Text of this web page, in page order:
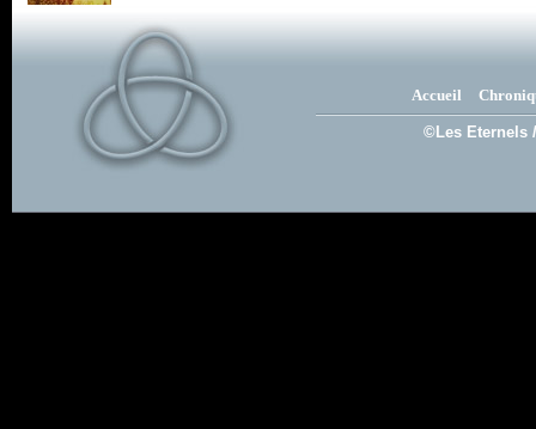
Accueil
©Les Eternels